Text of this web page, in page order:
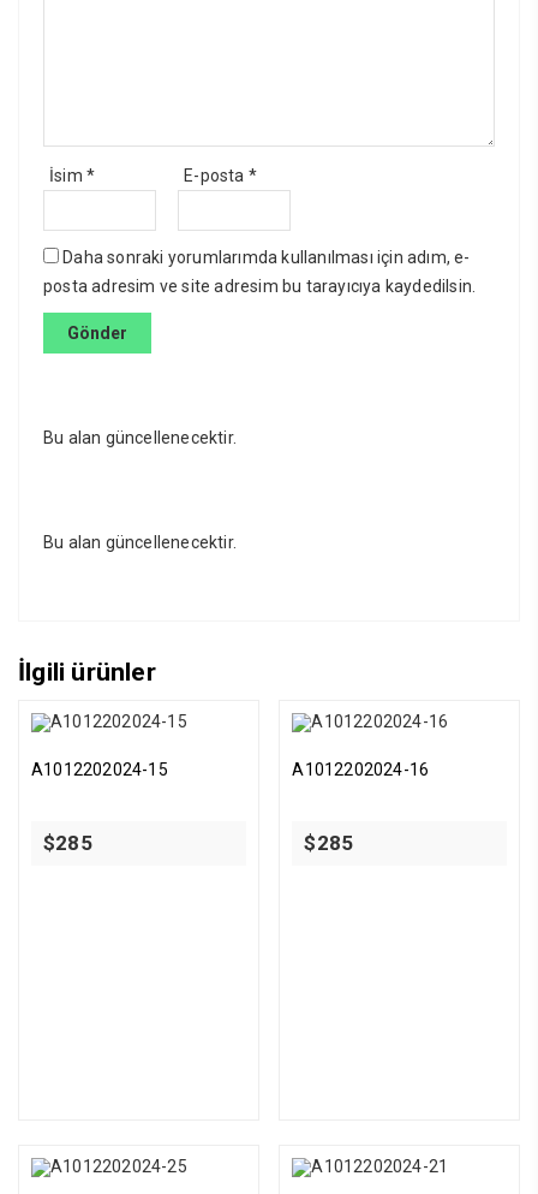
İsim * E-posta *
Daha sonraki yorumlarımda kullanılması için adım, e-
posta adresim ve site adresim bu tarayıcıya kaydedilsin.
Bu alan güncellenecektir.
Bu alan güncellenecektir.
İlgili ürünler
A1012202024-15
$285
A1012202024-16
$285